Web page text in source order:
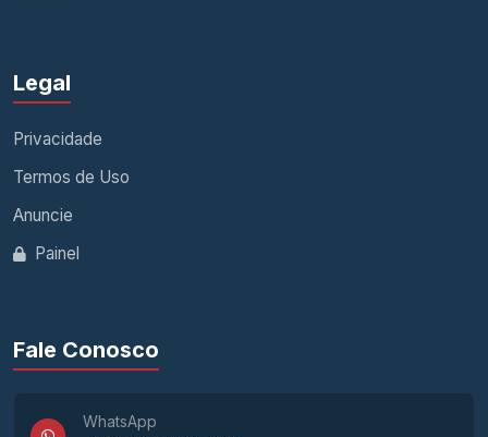
Legal
Privacidade
Termos de Uso
Anuncie
Painel
Fale Conosco
WhatsApp